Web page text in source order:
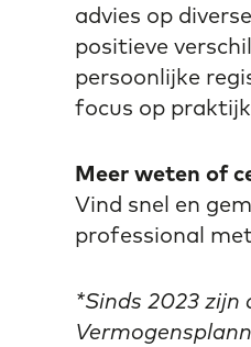
advies op
positieve
persoonlijke
focus op
Meer weten of
Vind snel en
professional
*Sinds 2023